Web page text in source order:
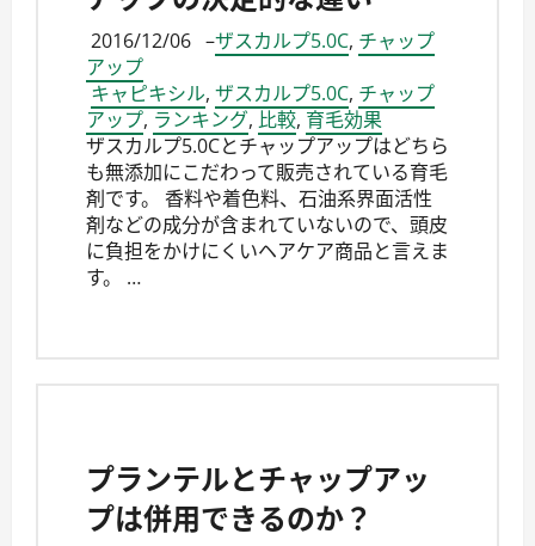
2016/12/06 –ザスカルプ5.0C, チャップ
アップ
キャピキシル, ザスカルプ5.0C, チャップ
アップ, ランキング, 比較, 育毛効果
ザスカルプ5.0Cとチャップアップはどちら
も無添加にこだわって販売されている育毛
剤です。 香料や着色料、石油系界面活性
剤などの成分が含まれていないので、頭皮
に負担をかけにくいヘアケア商品と言えま
す。 …
プランテルとチャップアッ
プは併用できるのか？